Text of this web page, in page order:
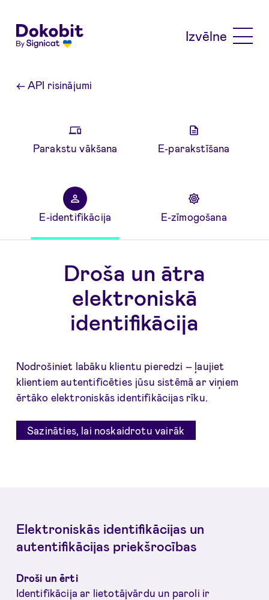
Izvēlne
←API risinājumi
Parakstu vākšana E-parakstīšana
E-identifikācija E-zīmogošana
Droša un ātra
elektroniskā
identifikācija
Nodrošiniet labāku klientu pieredzi – ļaujiet
klientiem autentificēties jūsu sistēmā ar viņiem
ērtāko elektroniskās identifikācijas rīku.
Sazināties, lai noskaidrotu vairāk
Elektroniskās identifikācijas un
autentifikācijas priekšrocības
Droši un ērti
Identifikācija ar lietotājvārdu un paroli ir